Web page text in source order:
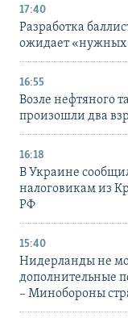
17:40
Разработка
ожидает «нужных
16:55
Возле нефтяного
произошли два
16:18
В Украине
налоговикам из
РФ
15:40
Нидерланды не
дополнительные
– Минобороны